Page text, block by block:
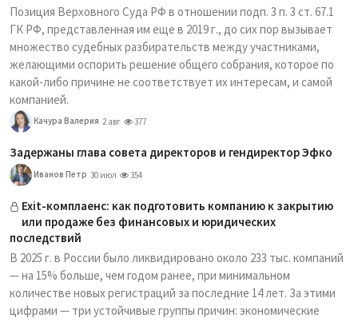
Позиция Верховного Суда РФ в отношении подп. 3 п. 3 ст. 67.1
ГК РФ, представленная им еще в 2019 г., до сих пор вызывает
множество судебных разбирательств между участниками,
желающими оспорить решение общего собрания, которое по
какой-либо причине не соответствует их интересам, и самой
компанией.
Качура Валерия 2 авг 377
Задержаны глава совета директоров и гендиректор Эфко
Иванов Петр 30 июл 354
Exit-комплаенс: как подготовить компанию к закрытию
или продаже без финансовых и юридических
последствий
В 2025 г. в России было ликвидировано около 233 тыс. компаний
— на 15% больше, чем годом ранее, при минимальном
количестве новых регистраций за последние 14 лет. За этими
цифрами — три устойчивые группы причин: экономические